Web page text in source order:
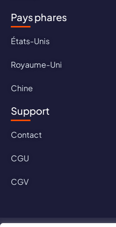
Pays phares
États-Unis
Royaume-Uni
Chine
Support
Contact
CGU
CGV